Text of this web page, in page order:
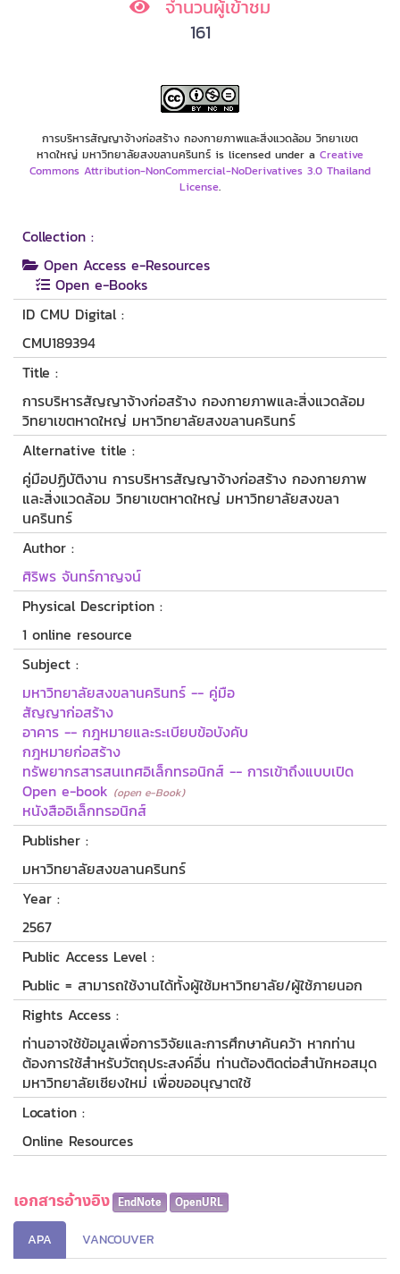
จำนวนผู้เข้าชม
161
การบริหารสัญญาจ้างก่อสร้าง กองกายภาพและสิ่งแวดล้อม วิทยาเขต
หาดใหญ่ มหาวิทยาลัยสงขลานครินทร์ is licensed under a Creative
Commons Attribution-NonCommercial-NoDerivatives 3.0 Thailand
License.
Collection :
Open Access e-Resources
Open e-Books
ID CMU Digital :
CMU189394
Title :
การบริหารสัญญาจ้างก่อสร้าง กองกายภาพและสิ่งแวดล้อม
วิทยาเขตหาดใหญ่ มหาวิทยาลัยสงขลานครินทร์
Alternative title :
คู่มือปฏิบัติงาน การบริหารสัญญาจ้างก่อสร้าง กองกายภาพ
และสิ่งแวดล้อม วิทยาเขตหาดใหญ่ มหาวิทยาลัยสงขลา
นครินทร์
Author :
ศิริพร จันทร์กาญจน์
Physical Description :
1 online resource
Subject :
มหาวิทยาลัยสงขลานครินทร์ -- คู่มือ
สัญญาก่อสร้าง
อาคาร -- กฎหมายและระเบียบข้อบังคับ
กฎหมายก่อสร้าง
ทรัพยากรสารสนเทศอิเล็กทรอนิกส์ -- การเข้าถึงแบบเปิด
Open e-book (open e-Book)
หนังสืออิเล็กทรอนิกส์
Publisher :
มหาวิทยาลัยสงขลานครินทร์
Year :
2567
Public Access Level :
Public = สามารถใช้งานได้ทั้งผู้ใช้มหาวิทยาลัย/ผู้ใช้ภายนอก
Rights Access :
ท่านอาจใช้ข้อมูลเพื่อการวิจัยและการศึกษาค้นคว้า หากท่าน
ต้องการใช้สำหรับวัตถุประสงค์อื่น ท่านต้องติดต่อสำนักหอสมุด
มหาวิทยาลัยเชียงใหม่ เพื่อขออนุญาตใช้
Location :
Online Resources
เอกสารอ้างอิง EndNote OpenURL
APA VANCOUVER